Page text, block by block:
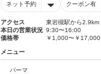
ネット予約 クーポン有
アクセス
東岩槻駅から2.9km
本日の営業状況 9:30〜16:00
価格帯
￥1,000〜￥17,000
メニュー
パーマ